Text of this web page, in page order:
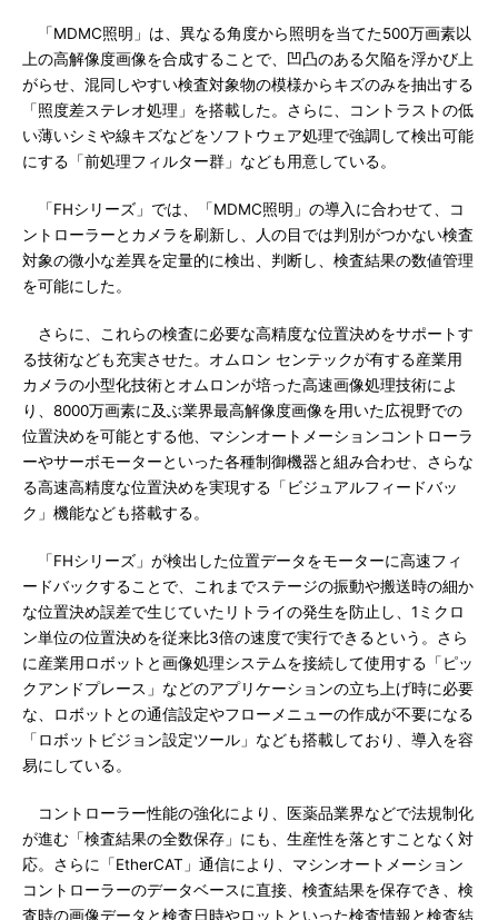
「MDMC照明」は、異なる角度から照明を当てた500万画素以
上の高解像度画像を合成することで、凹凸のある欠陥を浮かび上
がらせ、混同しやすい検査対象物の模様からキズのみを抽出する
「照度差ステレオ処理」を搭載した。さらに、コントラストの低
い薄いシミや線キズなどをソフトウェア処理で強調して検出可能
にする「前処理フィルター群」なども用意している。
「FHシリーズ」では、「MDMC照明」の導入に合わせて、コ
ントローラーとカメラを刷新し、人の目では判別がつかない検査
対象の微小な差異を定量的に検出、判断し、検査結果の数値管理
を可能にした。
さらに、これらの検査に必要な高精度な位置決めをサポートす
る技術なども充実させた。オムロン センテックが有する産業用
カメラの小型化技術とオムロンが培った高速画像処理技術によ
り、8000万画素に及ぶ業界最高解像度画像を用いた広視野での
位置決めを可能とする他、マシンオートメーションコントローラ
ーやサーボモーターといった各種制御機器と組み合わせ、さらな
る高速高精度な位置決めを実現する「ビジュアルフィードバッ
ク」機能なども搭載する。
「FHシリーズ」が検出した位置データをモーターに高速フィ
ードバックすることで、これまでステージの振動や搬送時の細か
な位置決め誤差で生じていたリトライの発生を防止し、1ミクロ
ン単位の位置決めを従来比3倍の速度で実行できるという。さら
に産業用ロボットと画像処理システムを接続して使用する「ピッ
クアンドプレース」などのアプリケーションの立ち上げ時に必要
な、ロボットとの通信設定やフローメニューの作成が不要になる
「ロボットビジョン設定ツール」なども搭載しており、導入を容
易にしている。
コントローラー性能の強化により、医薬品業界などで法規制化
が進む「検査結果の全数保存」にも、生産性を落とすことなく対
応。さらに「EtherCAT」通信により、マシンオートメーション
コントローラーのデータベースに直接、検査結果を保存でき、検
査時の画像データと検査日時やロットといった検査情報と検査結